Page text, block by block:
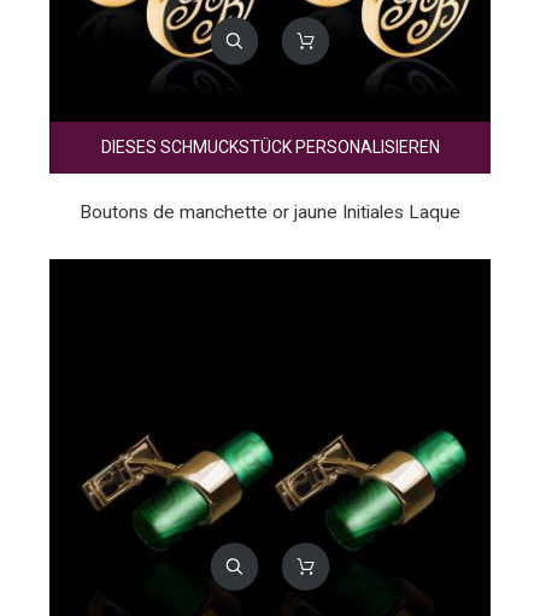
DIESES SCHMUCKSTÜCK PERSONALISIEREN
Boutons de manchette or jaune Initiales Laque